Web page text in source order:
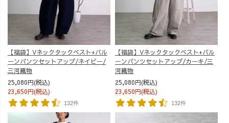
【福袋】Vネックタックベスト+バル
ーンパンツセットアップ/ネイビー/
三河織物
25,080円(税込)
23,650円(税込)
132件
【福袋】Vネックタックベスト+バル
ーンパンツセットアップ/カーキ/三
河織物
25,080円(税込)
23,650円(税込)
132件